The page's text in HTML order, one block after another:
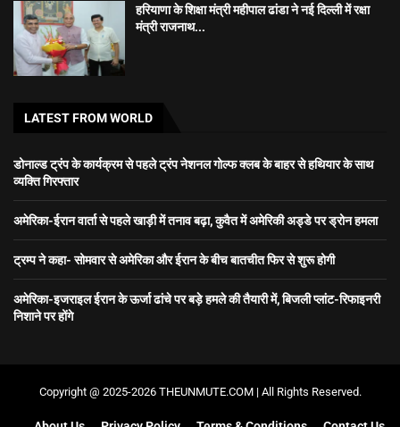
हरियाणा के शिक्षा मंत्री महीपाल ढांडा ने नई दिल्ली में रक्षा
मंत्री राजनाथ...
LATEST FROM WORLD
डोनाल्ड ट्रंप के कार्यक्रम से पहले ट्रंप नेशनल गोल्फ क्लब के बाहर से हथियार के साथ
व्यक्ति गिरफ्तार
अमेरिका-ईरान वार्ता से पहले खाड़ी में तनाव बढ़ा, कुवैत में अमेरिकी अड्डे पर ड्रोन हमला
ट्रम्प ने कहा- सोमवार से अमेरिका और ईरान के बीच बातचीत फिर से शुरू होगी
अमेरिका-इजराइल ईरान के ऊर्जा ढांचे पर बड़े हमले की तैयारी में, बिजली प्लांट-रिफाइनरी
निशाने पर होंगे
Copyright @ 2025-2026 THEUNMUTE.COM | All Rights Reserved.